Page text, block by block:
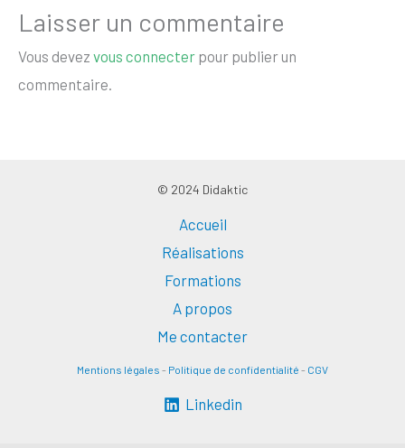
Laisser un commentaire
Vous devez vous connecter pour publier un
commentaire.
© 2024 Didaktic
Accueil
Réalisations
Formations
A propos
Me contacter
Mentions légales - Politique de confidentialité - CGV
Linkedin